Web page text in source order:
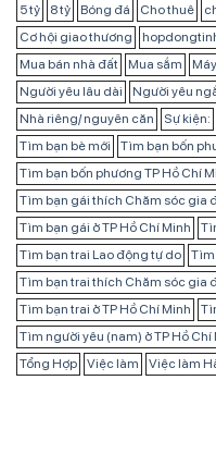
5 tỷ 8 tỷ Bóng đá Cho thuê
Cơ hội giao thương
Mua bán nhà đất
Mua sắm
Người yêu lâu dài
Người yêu
Nhà riêng/ nguyên căn
Sự kiện:
Tìm bạn bè mới
Tìm bạn bốn
Tìm bạn bốn phương TP Hồ Chí
Tìm bạn gái thích Chăm sóc gia
Tìm bạn gái ở TP Hồ Chí Minh
Tìm bạn trai Lao động tự do
Tìm
Tìm bạn trai thích Chăm sóc gia
Tìm bạn trai ở TP Hồ Chí Minh
Tìm người yêu (nam) ở TP Hồ Chí
Tổng Hợp
Việc làm Việc làm